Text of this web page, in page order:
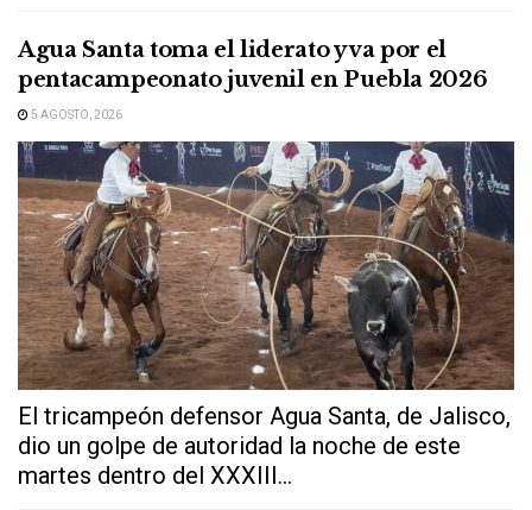
Agua Santa toma el liderato y va por el
pentacampeonato juvenil en Puebla 2026
5 AGOSTO, 2026
El tricampeón defensor Agua Santa, de Jalisco,
dio un golpe de autoridad la noche de este
martes dentro del XXXIII...